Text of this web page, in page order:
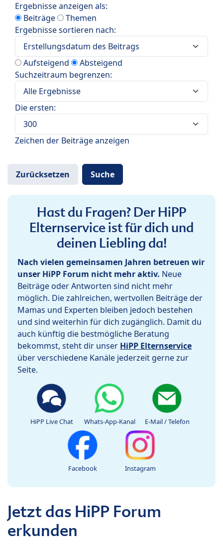
Ergebnisse anzeigen als:
Beiträge
Themen
Ergebnisse sortieren nach:
Aufsteigend
Absteigend
Suchzeitraum begrenzen:
Die ersten:
Zeichen der Beiträge anzeigen
Hast du Fragen? Der HiPP
Elternservice ist für dich und
deinen Liebling da!
Nach vielen gemeinsamen Jahren betreuen wir
unser HiPP Forum nicht mehr aktiv. Neue
Beiträge oder Antworten sind nicht mehr
möglich. Die zahlreichen, wertvollen Beiträge der
Mamas und Experten bleiben jedoch bestehen
und sind weiterhin für dich zugänglich. Damit du
auch künftig die bestmögliche Beratung
bekommst, steht dir unser HiPP Elternservice
über verschiedene Kanäle jederzeit gerne zur
Seite.
HiPP Live Chat Whats-App-Kanal E-Mail / Telefon
Facebook Instagram
Jetzt das HiPP Forum
erkunden